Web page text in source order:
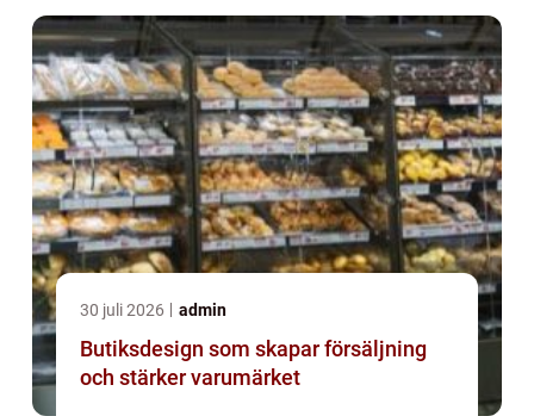
30 juli 2026 admin
Butiksdesign som skapar försäljning
och stärker varumärket